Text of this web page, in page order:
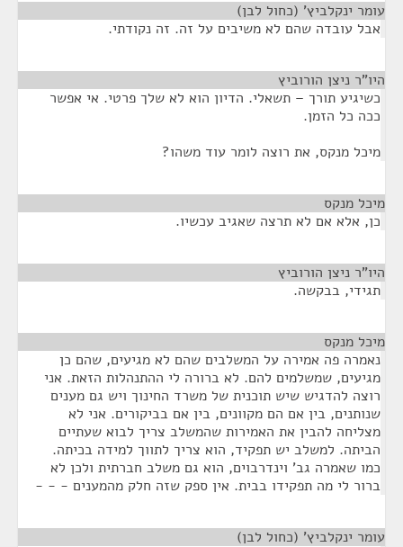
עומר ינקלביץ' (כחול לבן)
אבל עובדה שהם לא משיבים על זה. זה נקודתי.
היו"ר ניצן הורוביץ
כשיגיע תורך – תשאלי. הדיון הוא לא שלך פרטי. אי אפשר
ככה כל הזמן.
מיכל מנקס, את רוצה לומר עוד משהו?
מיכל מנקס
כן, אלא אם לא תרצה שאגיב עכשיו.
היו"ר ניצן הורוביץ
תגידי, בבקשה.
מיכל מנקס
נאמרה פה אמירה על המשלבים שהם לא מגיעים, שהם כן
מגיעים, שמשלמים להם. לא ברורה לי ההתנהלות הזאת. אני
רוצה להדגיש שיש תוכנית של משרד החינוך ויש גם מענים
שנותנים, בין אם הם מקוונים, בין אם בביקורים. אני לא
מצליחה להבין את האמירות שהמשלב צריך לבוא שעתיים
הביתה. למשלב יש תפקיד, הוא צריך לתווך למידה בכיתה.
כמו שאמרה גב' וינדרבוים, הוא גם משלב חברתית ולכן לא
ברור לי מה תפקידו בבית. אין ספק שזה חלק מהמענים - - -
עומר ינקלביץ' (כחול לבן)